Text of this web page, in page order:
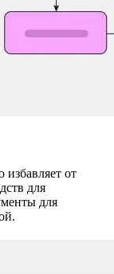
от
для
для